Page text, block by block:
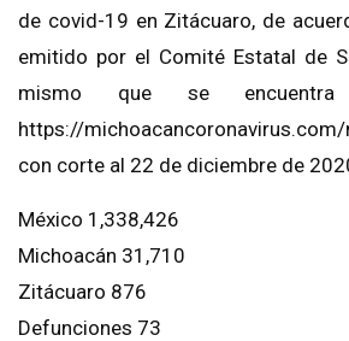
de covid-19 en Zitácuaro, de
emitido por el Comité Estatal de
mismo que se encuentra
https://
con corte al 22 de diciembre de
México 1,338,426
Michoacán 31,710
Zitácuaro 876
Defunciones 73